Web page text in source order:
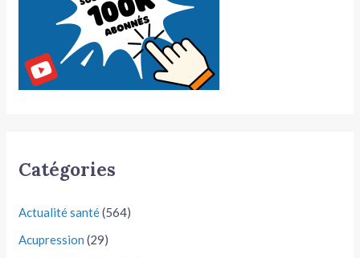
Catégories
Actualité santé(564)
Acupression (29)